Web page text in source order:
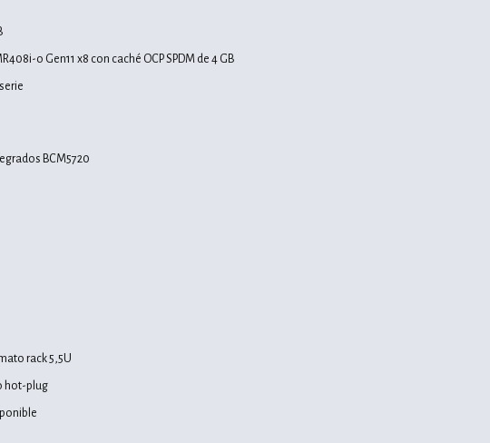
o Gen11 x8 con caché OCP SPDM de 4 GB
BCM5720
rack 5,5U
hot-plug